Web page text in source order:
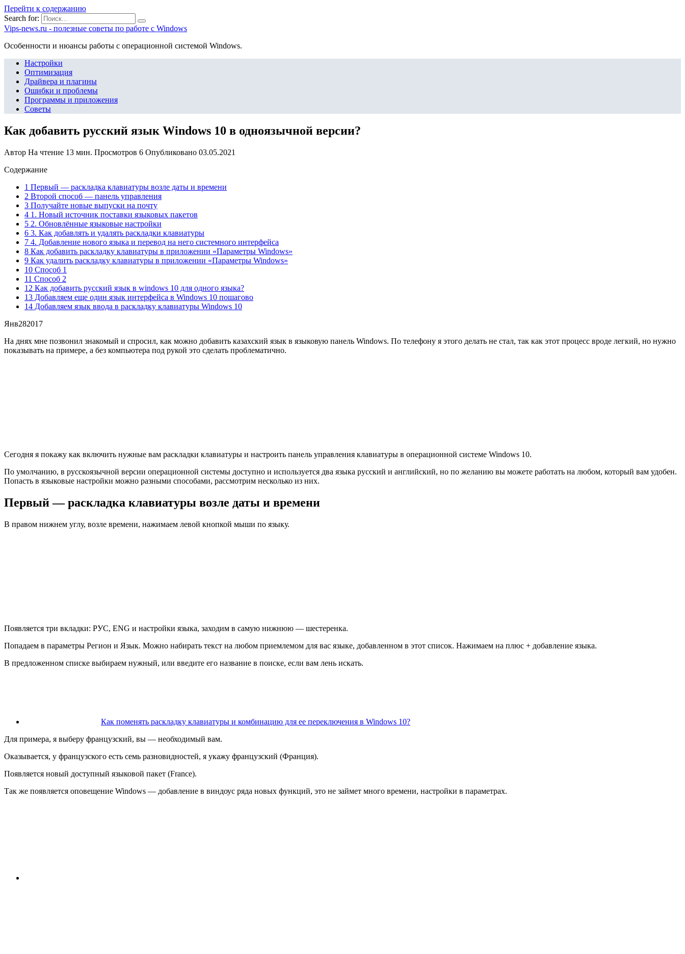
Перейти к содержанию
Search for:
Vips-news.ru - полезные советы по работе с Windows
Особенности и нюансы работы с операционной системой Windows.
Настройки
Оптимизация
Драйвера и плагины
Ошибки и проблемы
Программы и приложения
Советы
Как добавить русский язык Windows 10 в одноязычной версии?
Автор На чтение 13 мин. Просмотров 6 Опубликовано 03.05.2021
Содержание
1 Первый — раскладка клавиатуры возле даты и времени
2 Второй способ — панель управления
3 Получайте новые выпуски на почту
4 1. Новый источник поставки языковых пакетов
5 2. Обновлённые языковые настройки
6 3. Как добавлять и удалять раскладки клавиатуры
7 4. Добавление нового языка и перевод на него системного интерфейса
8 Как добавить раскладку клавиатуры в приложении «Параметры Windows»
9 Как удалить раскладку клавиатуры в приложении «Параметры Windows»
10 Способ 1
11 Способ 2
12 Как добавить русский язык в windows 10 для одного языка?
13 Добавляем еще один язык интерфейса в Windows 10 пошагово
14 Добавляем язык ввода в раскладку клавиатуры Windows 10
Янв282017
На днях мне позвонил знакомый и спросил, как можно добавить казахский язык в языковую панель Windows. По телефону я этого делать не стал, так как этот процесс вроде легкий, но нужно
показывать на примере, а без компьютера под рукой это сделать проблематично.
Сегодня я покажу как включить нужные вам раскладки клавиатуры и настроить панель управления клавиатуры в операционной системе Windows 10.
По умолчанию, в русскоязычной версии операционной системы доступно и используется два языка русский и английский, но по желанию вы можете работать на любом, который вам удобен.
Попасть в языковые настройки можно разными способами, рассмотрим несколько из них.
Первый — раскладка клавиатуры возле даты и времени
В правом нижнем углу, возле времени, нажимаем левой кнопкой мыши по языку.
Появляется три вкладки: РУС, ENG и настройки языка, заходим в самую нижнюю — шестеренка.
Попадаем в параметры Регион и Язык. Можно набирать текст на любом приемлемом для вас языке, добавленном в этот список. Нажимаем на плюс + добавление языка.
В предложенном списке выбираем нужный, или введите его название в поиске, если вам лень искать.
Как поменять раскладку клавиатуры и комбинацию для ее переключения в Windows 10?
Для примера, я выберу французский, вы — необходимый вам.
Оказывается, у французского есть семь разновидностей, я укажу французский (Франция).
Появляется новый доступный языковой пакет (France).
Так же появляется оповещение Windows — добавление в виндоус ряда новых функций, это не займет много времени, настройки в параметрах.